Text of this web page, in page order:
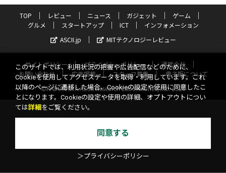
TOP レビュー ニュース ガジェット
ゲーム
グルメ
スタートアップ ICT
インフォメーション
ASCII.jp
MITテクノロジーレビュー
サイトポリシー プライバシーポリシー
運営会社
お問い合わせ
広告掲載 スタッフ募集
電子版について
©KADOKAWA ASCII Research Laboratories, Inc. 2026
このサイトでは、利用状況の把握や広告配信などのために、
Cookieを使用してアクセスデータを取得・利用しています。これ
以降のページに遷移した場合、Cookieの設定や使用に同意したこ
とになります。Cookieの設定や使用の詳細、オプトアウトについ
ては詳細 をご覧ください。
同意する
＞プライバシーポリシー